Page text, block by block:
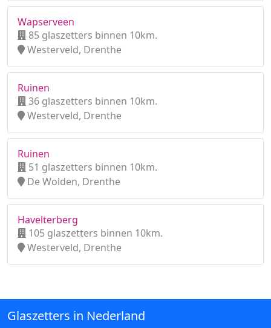
Wapserveen
85 glaszetters binnen 10km.
Westerveld, Drenthe
Ruinen
36 glaszetters binnen 10km.
Westerveld, Drenthe
Ruinen
51 glaszetters binnen 10km.
De Wolden, Drenthe
Havelterberg
105 glaszetters binnen 10km.
Westerveld, Drenthe
Glaszetters in Nederland